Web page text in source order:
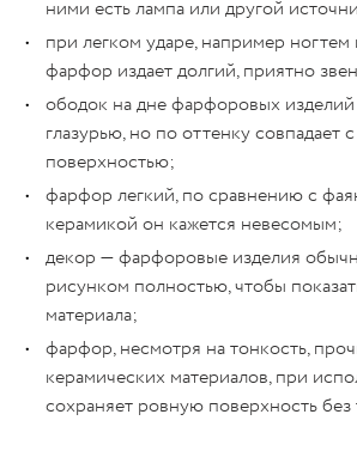
ними есть лампа или другой
при легком ударе, например
фарфор издает долгий, приятно
ободок на дне фарфоровых изделий
глазурью, но по оттенку совпадает
поверхностью;
фарфор легкий, по сравнению с
керамикой он кажется невесомым;
декор — фарфоровые изделия
рисунком полностью, чтобы
материала;
фарфор, несмотря на тонкость,
керамических материалов, при
сохраняет ровную поверхность